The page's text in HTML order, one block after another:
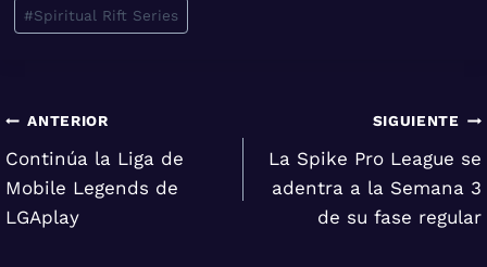
la
#Spiritual Rift Series
Navegación
de
entradas
ANTERIOR
Continúa la Liga de
Mobile Legends de
LGAplay
SIGUIENTE
La Spike Pro League se
adentra a la Semana 3
de su fase regular